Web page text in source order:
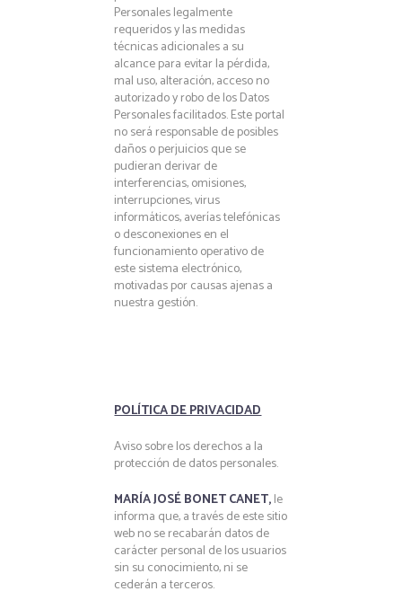
Personales legalmente
requeridos y las medidas
técnicas adicionales a su
alcance para evitar la pérdida,
mal uso, alteración, acceso no
autorizado y robo de los Datos
Personales facilitados. Este portal
no será responsable de posibles
daños o perjuicios que se
pudieran derivar de
interferencias, omisiones,
interrupciones, virus
informáticos, averías telefónicas
o desconexiones en el
funcionamiento operativo de
este sistema electrónico,
motivadas por causas ajenas a
nuestra gestión.
POLÍTICA DE PRIVACIDAD
Aviso sobre los derechos a la
protección de datos personales.
MARÍA JOSÉ BONET CANET,le
informa que, a través de este sitio
web no se recabarán datos de
carácter personal de los usuarios
sin su conocimiento, ni se
cederán a terceros.